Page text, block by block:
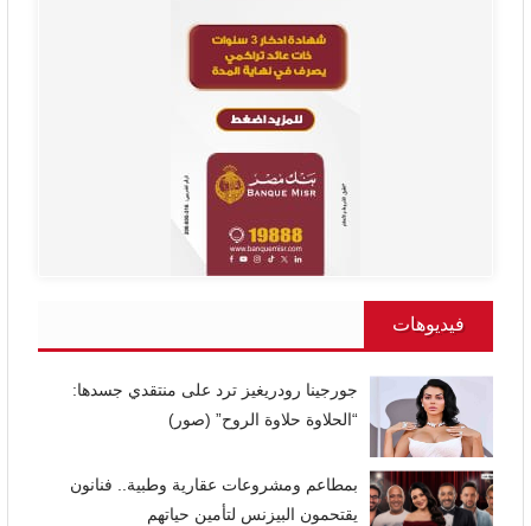
فيديوهات
جورجينا رودريغيز ترد على منتقدي جسدها:
“الحلاوة حلاوة الروح” (صور)
بمطاعم ومشروعات عقارية وطبية.. فنانون
يقتحمون البيزنس لتأمين حياتهم